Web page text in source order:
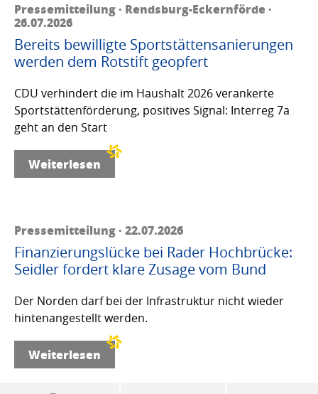
Pressemitteilung · Rendsburg-Eckernförde ·
26.07.2026
Bereits bewilligte Sportstättensanierungen
werden dem Rotstift geopfert
CDU verhindert die im Haushalt 2026 verankerte
Sportstättenförderung, positives Signal: Interreg 7a
geht an den Start
Weiterlesen
Pressemitteilung · 22.07.2026
Finanzierungslücke bei Rader Hochbrücke:
Seidler fordert klare Zusage vom Bund
Der Norden darf bei der Infrastruktur nicht wieder
hintenangestellt werden.
Weiterlesen